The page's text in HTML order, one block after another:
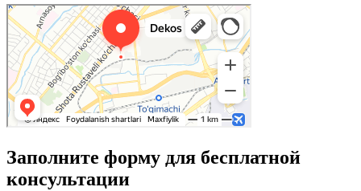
Заполните форму для бесплатной
консультации